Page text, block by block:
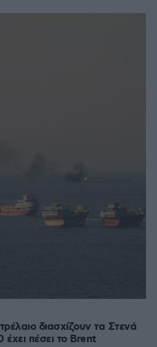
διασχίζουν τα Στενά
πέσει το Brent